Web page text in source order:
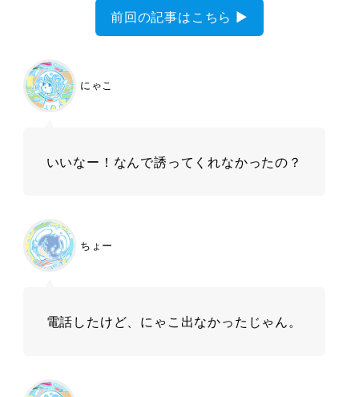
前回の記事はこちら ▶︎
にゃこ
いいなー！なんで誘ってくれなかったの？
ちょー
電話したけど、にゃこ出なかったじゃん。